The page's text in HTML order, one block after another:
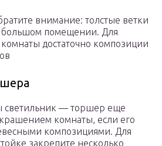
внимание: толстые ветки
большом помещении. Для
достаточно композиции
— торшер еще
комнаты, если его
композициями. Для
закрепите несколько